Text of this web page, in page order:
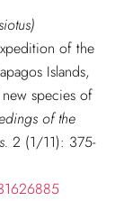
of the
Islands,
species of
of the
2 (1/11): 375-